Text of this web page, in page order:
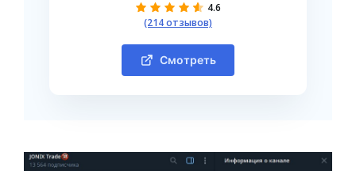
4.6
(214 отзывов)
Смотреть